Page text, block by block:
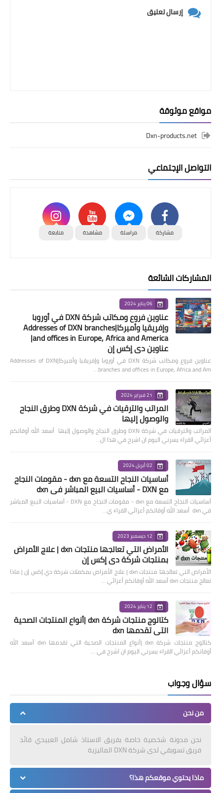
إرسال تعليق
مواقع موثوقة
Dxn-products.net
التواصل الإجتماعي
مشاركة مراسلة مشاهدة متابعة
المشاركات الشائعة
06 يناير 2024
عناوين فروع ومكاتب شركة DXN في أوروبا
وإفريقيا وأميركا|Addresses of DXN branches
and offices in Europe, Africa and America|
عناوين دي إكس إن
عناوين فروع ومكاتب شركة DXN في أوروبا وإفريقيا وأميركا|Addresses of DXN
branches and offices in Europe, Africa and Am…
21 فبراير 2024
المراتب والترقيات في شركة DXN وطرق النجاح
والوصول إليها
المراتب والترقيات في شركة DXN وطرق النجاح والوصول إليها أسعد الله أوقاتكم
أعزائي القراء يسرني اليوم ان اشرح في هذا ال…
02 أبريل 2024
أساسيات النجاح التسعة مع dxn - مقومات النجاح
مع DXN - أساسيات البيع المباشر في dxn
أساسيات النجاح التسعة مع dxn - مقومات النجاح مع DXN - أساسيات البيع المباشر
في dxn أسعد الله أوقاتكم أعزائي القراء ي…
12 ديسمبر 2023
الأمراض التي تعالجها منتجات dxn | علاج الأمراض
بمنتجات شركة دي إكس إن
الأمراض التي تعالجها منتجات dxn | علاج الأمراض بمكملات شركة دي إكس إن | ماذا
تعالج منتجات dxn أسعد الله أوقاتكم أعزائي …
12 يناير 2024
كتالوج منتجات شركة dxn |أنواع المنتجات الصحية
التي تقدمها dxn
كتالوج منتجات شركة dxn |أنواع المنتجات الصحية التي تقدمها dxn أسعد الله
أوقاتكم أعزائي القراء يسرني اليوم ان اشرح في …
سؤال وجواب
من نحن
نحن مدونة شخصية خاصة بفريق الاستاذ شامل العبيدي قائد
فريق تسويقي لدى شركة DXN الماليزية
ماذا يحتوي موقعكم هذا؟